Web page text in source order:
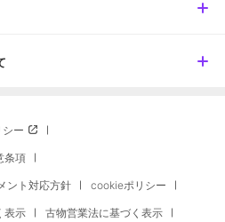
ー
条項
ント対応方針 cookieポリシー
表示 古物営業法に基づく表示